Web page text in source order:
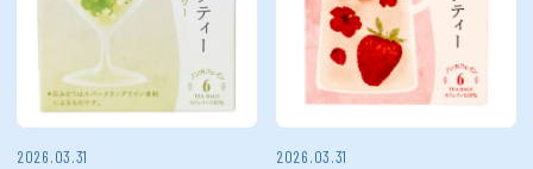
2026.03.31
2026.03.31